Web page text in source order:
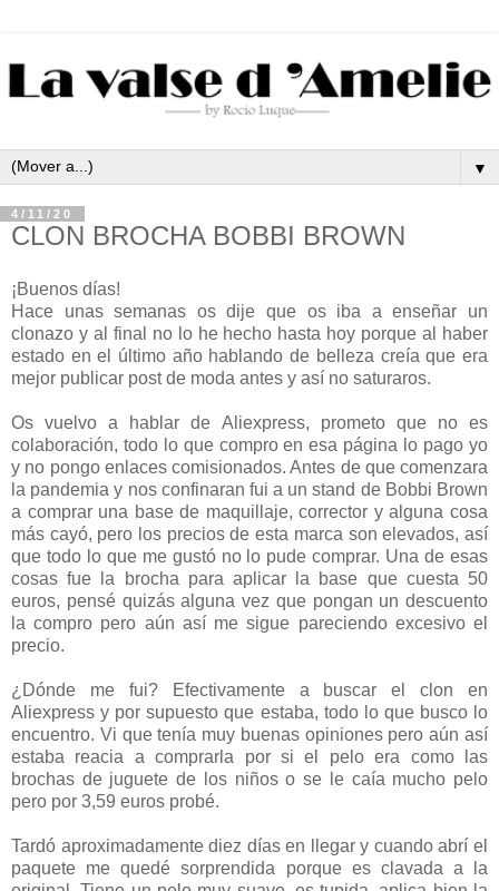
▼
4/11/20
CLON BROCHA BOBBI BROWN
¡Buenos días!
Hace unas semanas os dije que os iba a enseñar un
clonazo y al final no lo he hecho hasta hoy porque al haber
estado en el último año hablando de belleza creía que era
mejor publicar post de moda antes y así no saturaros.
Os vuelvo a hablar de Aliexpress, prometo que no es
colaboración, todo lo que compro en esa página lo pago yo
y no pongo enlaces comisionados. Antes de que comenzara
la pandemia y nos confinaran fui a un stand de Bobbi Brown
a comprar una base de maquillaje, corrector y alguna cosa
más cayó, pero los precios de esta marca son elevados, así
que todo lo que me gustó no lo pude comprar. Una de esas
cosas fue la brocha para aplicar la base que cuesta 50
euros, pensé quizás alguna vez que pongan un descuento
la compro pero aún así me sigue pareciendo excesivo el
precio.
¿Dónde me fui? Efectivamente a buscar el clon en
Aliexpress y por supuesto que estaba, todo lo que busco lo
encuentro. Vi que tenía muy buenas opiniones pero aún así
estaba reacia a comprarla por si el pelo era como las
brochas de juguete de los niños o se le caía mucho pelo
pero por 3,59 euros probé.
Tardó aproximadamente diez días en llegar y cuando abrí el
paquete me quedé sorprendida porque es clavada a la